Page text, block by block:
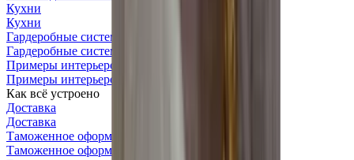
Кухни
Кухни
Гардеробные системы
Гардеробные системы
Примеры интерьеров
Примеры интерьеров
Как всё устроено
Доставка
Доставка
Таможенное оформление
Таможенное оформление